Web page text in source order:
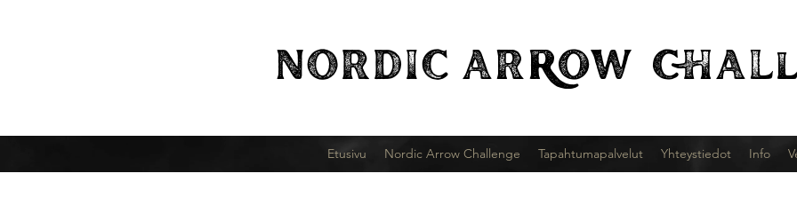
NORDIC ARROW
Etusivu Nordic Arrow Challenge Tapahtumapalvelut Yhteystiedot Info